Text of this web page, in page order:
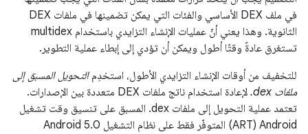
في ملف DEX الأساسي والفئات التي يمكن تضمينها في ملفات DEX
الثانوية. وهذا يعني أنّ عمليات الإنشاء التزايدي باستخدام multidex
تستغرق عادةً وقتًا أطول ويمكن أن تؤدي إلى إبطاء عملية التطوير.
للتخفيف من أوقات الإنشاء التزايدي الأطول، استخدِمالتحويل المسبق إلى
ملفات ‎.dex
لإعادة استخدام ناتج ملفات DEX متعددة بين الإصدارات.
تعتمد عملية التحويل إلى ملفات ‎.dex المسبق على تنسيق وقت تشغيل
Android ‏(ART) المتوفّر فقط على نظام التشغيل Android 5.0